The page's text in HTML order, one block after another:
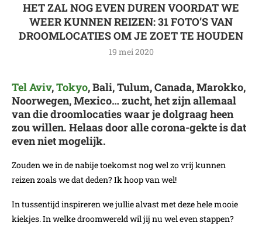
HET ZAL NOG EVEN DUREN VOORDAT WE
WEER KUNNEN REIZEN: 31 FOTO’S VAN
DROOMLOCATIES OM JE ZOET TE HOUDEN
19 mei 2020
Tel Aviv,Tokyo, Bali, Tulum, Canada, Marokko,
Noorwegen, Mexico… zucht, het zijn allemaal
van die droomlocaties waar je dolgraag heen
zou willen. Helaas door alle corona-gekte is dat
even niet mogelijk.
Zouden we in de nabije toekomst nog wel zo vrij kunnen
reizen zoals we dat deden? Ik hoop van wel!
In tussentijd inspireren we jullie alvast met deze hele mooie
kiekjes. In welke droomwereld wil jij nu wel even stappen?